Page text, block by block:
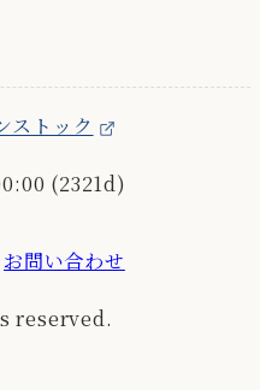
トック
(2321d)
お問い合わせ
reserved.